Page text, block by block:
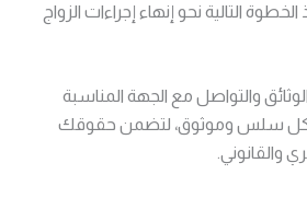
التالية نحو إنهاء إجراءات الزواج
والتواصل مع الجهة المناسبة
سلس وموثوق، لتضمن حقوقك
والقانوني.